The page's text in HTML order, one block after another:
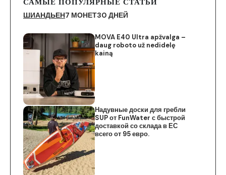
САМЫЕ ПОПУЛЯРНЫЕ СТАТЬИ
ШИАНДЬЕН7 МОНЕТ30 ДНЕЙ
MOVA E40 Ultra apžvalga –
daug roboto už nedidelę
kainą
Надувные доски для гребли
SUP от FunWater с быстрой
доставкой со склада в ЕС
всего от 95 евро.